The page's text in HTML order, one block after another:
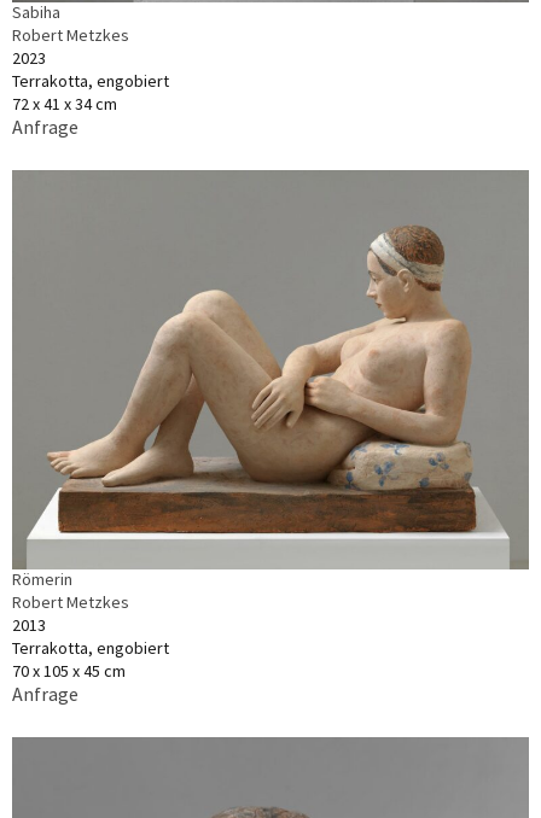
Sabiha
Robert Metzkes
2023
Terrakotta, engobiert
72 x 41 x 34 cm
Anfrage
Römerin
Robert Metzkes
2013
Terrakotta, engobiert
70 x 105 x 45 cm
Anfrage